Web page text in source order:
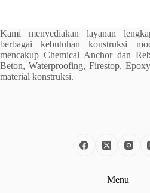
Kami menyediakan layanan
berbagai kebutuhan konstruksi
mencakup Chemical Anchor dan
Beton, Waterproofing, Firestop,
material konstruksi.
Menu